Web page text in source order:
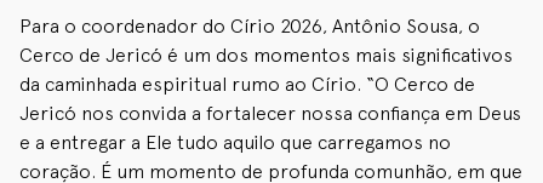
Para o coordenador do Círio 2026, Antônio Sousa, o
Cerco de Jericó é um dos momentos mais significativos
da caminhada espiritual rumo ao Círio. “O Cerco de
Jericó nos convida a fortalecer nossa confiança em Deus
e a entregar a Ele tudo aquilo que carregamos no
coração. É um momento de profunda comunhão, em que